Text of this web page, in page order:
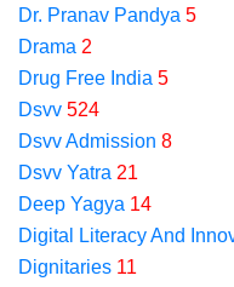
Dr. Pranav Pandya 5
Drama 2
Drug Free India 5
Dsvv 524
Dsvv Admission 8
Dsvv Yatra 21
Deep Yagya 14
Digital Literacy And
Dignitaries 11